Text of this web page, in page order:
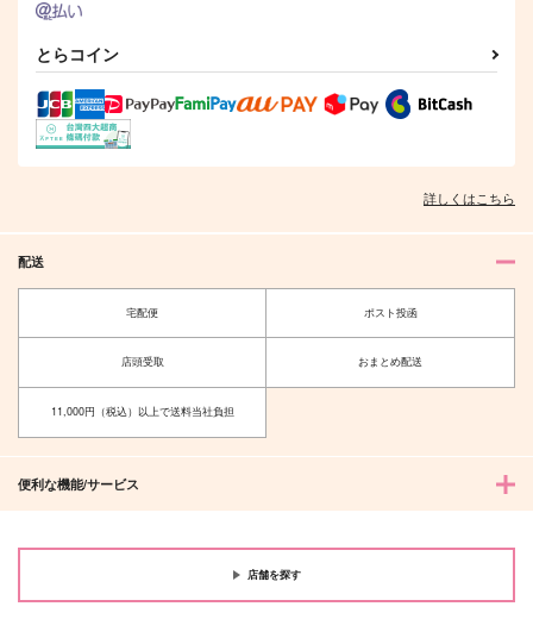
とらコイン
詳しくはこちら
配送
宅配便 ポスト投函
店頭受取 おまとめ配送
11,000円（税込）以上で送料当社負担
便利な機能/サービス
店舗を探す